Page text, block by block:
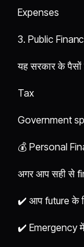
Expenses
3. Public
यह सरकार के पैसों
Tax
Government
💰 Personal
अगर आप सही से
✔️ आप future के
✔️ Emergency में